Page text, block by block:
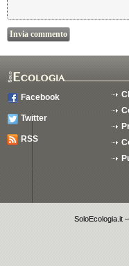
Facebook
Twitter
RSS
SoloEcologia.it